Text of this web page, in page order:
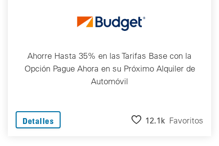
Ahorre Hasta 35% en las Tarifas Base con la
Opción Pague Ahora en su Próximo Alquiler de
Automóvil
Detalles 12.1k Favoritos